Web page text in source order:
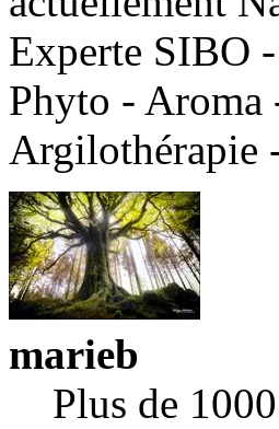
Experte SIBO
Phyto - Aroma
Argilothérapie
marieb
Plus de